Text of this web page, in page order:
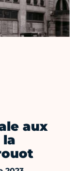
aux
la